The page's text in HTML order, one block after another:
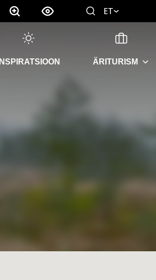
ET
INSPIRATSIOON ÄRITURISM